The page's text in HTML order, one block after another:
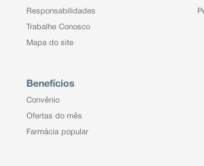
Responsabilidades
Trabalhe Conosco
Mapa do site
Benefícios
Convênio
Ofertas do mês
Farmácia popular